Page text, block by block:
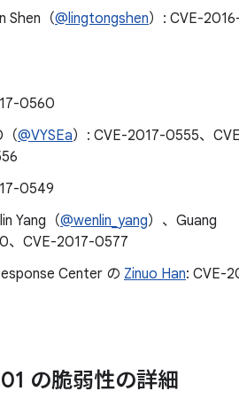
Shen（@lingtongshen）: CVE-
0560
（@VYSEa）: CVE-2017-0555、
0549
Yang（@wenlin_yang）、Guang
、CVE-2017-0577
Center の Zinuo Han: CVE-
の脆弱性の詳細